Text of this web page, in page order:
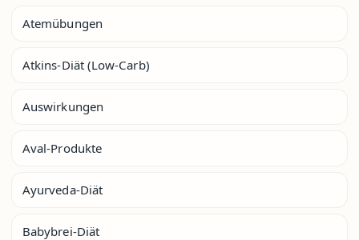
Atemübungen
Atkins-Diät (Low-Carb)
Auswirkungen
Aval-Produkte
Ayurveda-Diät
Babybrei-Diät